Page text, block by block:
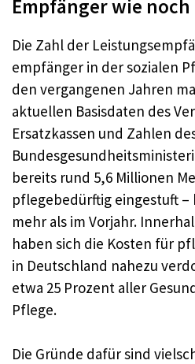
Empfänger wie noch
Die Zahl der
empfänger in der sozialen
den vergangenen Jahren
aktuellen Basisdaten des
Ersatzkassen und Zahlen
bereits rund 5,6 Millionen
pflegebedürftig eingestuft
mehr als im Vorjahr.
haben sich die Kosten für
in Deutschland nahezu
etwa 25 Prozent aller
Pflege.
Die Gründe dafür sind